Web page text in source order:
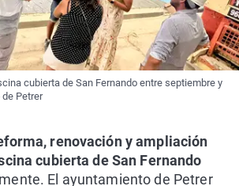
cubierta de San Fernando entre septiembre y
Petrer
renovación y ampliación
cubierta de San Fernando
El ayuntamiento de Petrer